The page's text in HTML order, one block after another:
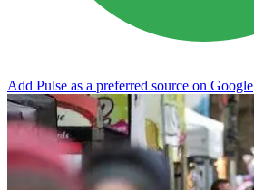
Add Pulse as a preferred source on Google